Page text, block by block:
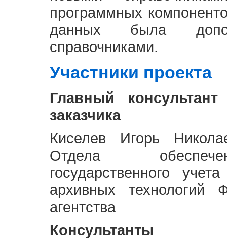
программных
данных была
справочниками.
Участники проекта
Главный
заказчика
Киселев Игорь
Отдела
государственного
архивных технологий
агентства
Консультанты